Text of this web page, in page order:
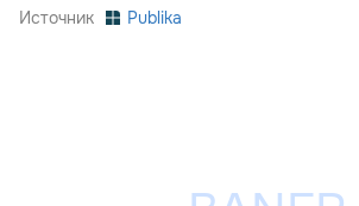
Источник Publika